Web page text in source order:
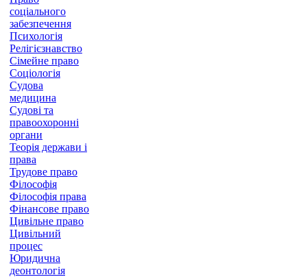
соціального
забезпечення
Психологія
Релігієзнавство
Сімейне право
Соціологія
Судова
медицина
Судові та
правоохоронні
органи
Теорія держави і
права
Трудове право
Філософія
Філософія права
Фінансове право
Цивільне право
Цивільний
процес
Юридична
деонтологія